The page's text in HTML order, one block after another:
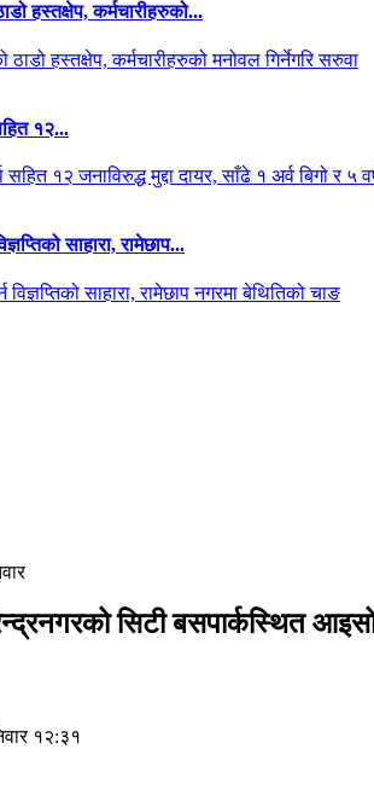
हस्तक्षेप, कर्मचारीहरुको...
१२...
साहारा, रामेछाप...
सिटी बसपार्कस्थित
१२:३१